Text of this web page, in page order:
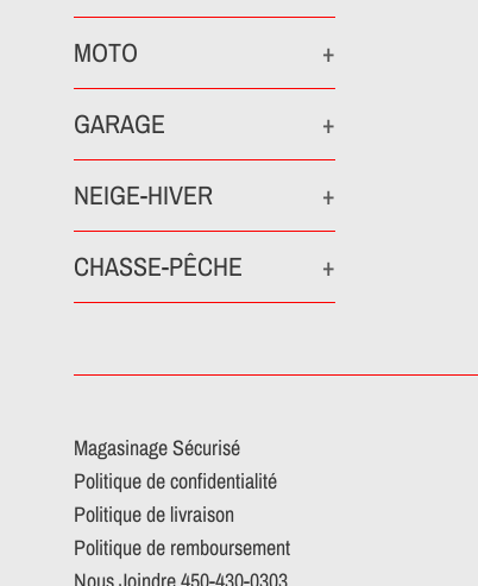
MOTO
+
GARAGE
+
NEIGE-HIVER
+
CHASSE-PÊCHE
+
Magasinage Sécurisé
Politique de confidentialité
Politique de livraison
Politique de remboursement